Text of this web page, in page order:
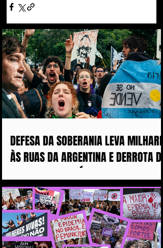
DEFESA DA SOBERANIA LEVA MILHARES
ÀS RUAS DA ARGENTINA E DERROTA DE
MILEI ABALA POLÍTICA IMPERIALISTA
DE TRUMP